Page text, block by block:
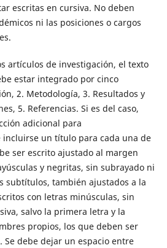
escritas en cursiva. No deben
ni las posiciones o cargos
artículos de investigación, el texto
estar integrado por cinco
2. Metodología, 3. Resultados y
5. Referencias. Si es del caso,
adicional para
incluirse un título para cada una de
ser escrito ajustado al margen
y negritas, sin subrayado ni
subtítulos, también ajustados a la
con letras minúsculas, sin
salvo la primera letra y la
propios, los que deben ser
Se debe dejar un espacio entre